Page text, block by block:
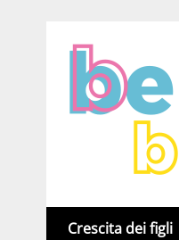
Crescita dei figli